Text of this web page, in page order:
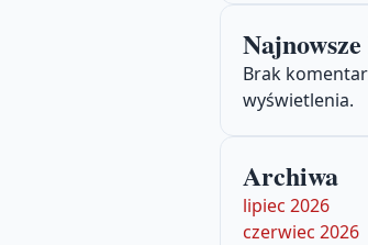
Brak
wyświetlenia.
Archiwa
lipiec 2026
czerwiec 2026